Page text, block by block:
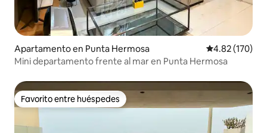
Apartamento en Punta Hermosa Calificación
4.82 (170)
Mini departamento frente al mar en Punta Hermosa
Favorito entre huéspedes
Favorito entre huéspedes